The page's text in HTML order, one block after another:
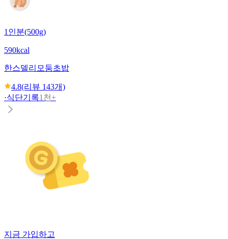
1인분(500g)
590kcal
한스델리 모둠초밥
4.8(리뷰 143개)
·식단기록1천+
지금 가입하고